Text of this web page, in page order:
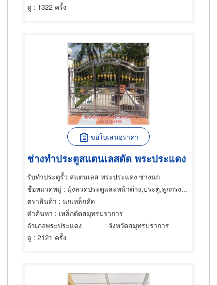
ดู : 1322 ครั้ง
ขอใบเสนอราคา
ช่างทำประตูสแตนเลสดัด พระประแดง
รับทำประตูรั้ว สแตนเลส พระประแดง ช่างนก
ชื่อหมวดหมู่ : มุ้งลวดประตูและหน้าต่าง,ประตู,ลูกกรงติดประตูและหน้าต่าง
ตราสินค้า : นกเหล็กดัด
คำค้นหา : เหล็กดัดสมุทรปราการ
อำเภอพระประแดง
จังหวัดสมุทรปราการ
ดู : 2121 ครั้ง